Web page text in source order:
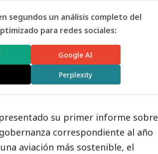
segundos un análisis completo del
para redes sociales:
Google AI
Perplexity
su primer informe sobre
correspondiente al año
aviación más sostenible, el